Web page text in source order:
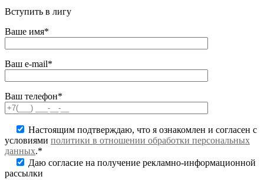
Вступить в лигу
Ваше имя*
Ваш e-mail*
Ваш телефон*
Настоящим подтверждаю, что я ознакомлен и согласен с
условиями политики в отношении обработки персональных
данных.*
Даю согласие на получение рекламно-информационной
рассылки